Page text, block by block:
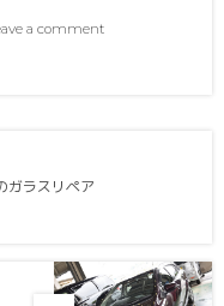
a comment
ガラスリペア